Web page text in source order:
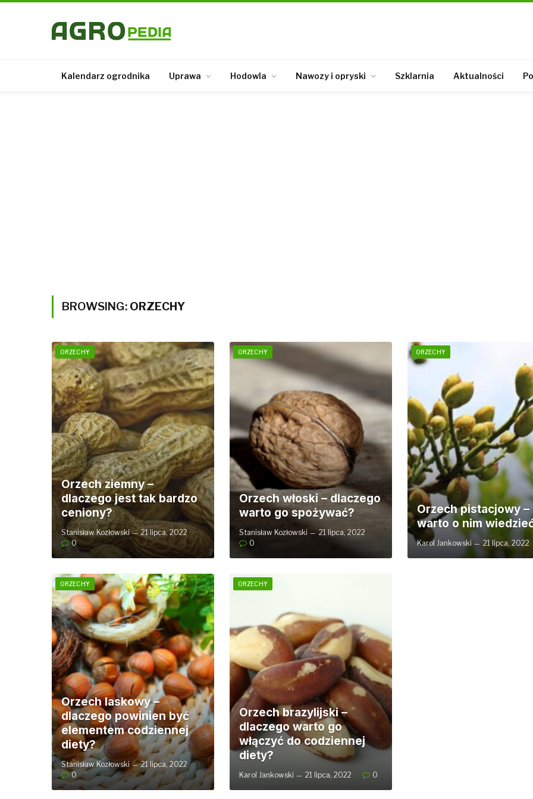
Kalendarz ogrodnika Uprawa Hodowla Nawozy i opryski Szklarnia Aktualności
BROWSING: ORZECHY
ORZECHY
Orzech ziemny –
dlaczego jest tak bardzo
ceniony?
Stanisław Kozłowski
21 lipca, 2022
0
ORZECHY
Orzech włoski – dlaczego
warto go spożywać?
Stanisław Kozłowski
21 lipca, 2022
0
ORZECHY
Orzech pistacjowy –
warto o nim
Karol Jankowski 21 lipca, 2022
ORZECHY
Orzech laskowy –
dlaczego powinien być
elementem codziennej
diety?
Stanisław Kozłowski
21 lipca, 2022
0
ORZECHY
Orzech brazylijski –
dlaczego warto go
włączyć do codziennej
diety?
Karol Jankowski 21 lipca, 2022 0